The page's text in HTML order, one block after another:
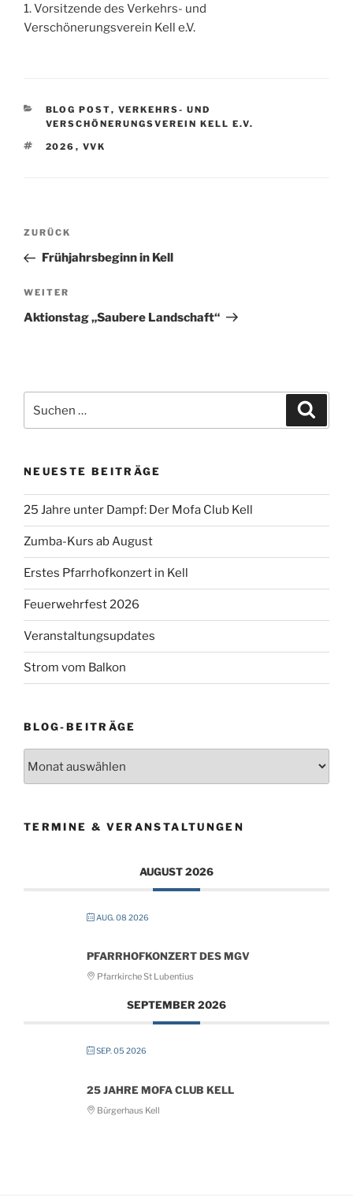
1. Vorsitzende des Verkehrs- und
Verschönerungsverein Kell e.V.
KATEGORIEN
BLOG POST, VERKEHRS- UND
VERSCHÖNERUNGSVEREIN KELL E.V.
SCHLAGWÖRTER
2026 , VVK
Beitragsnavigation
Vorheriger
Beitrag
ZURÜCK
Frühjahrsbeginn in Kell
Nächster
Beitrag
WEITER
Aktionstag „Saubere Landschaft“
nach:
NEUESTE BEITRÄGE
25 Jahre unter Dampf: Der Mofa Club Kell
Zumba-Kurs ab August
Erstes Pfarrhofkonzert in Kell
Feuerwehrfest 2026
Veranstaltungsupdates
Strom vom Balkon
BLOG-BEITRÄGE
TERMINE & VERANSTALTUNGEN
AUGUST 2026
AUG. 08 2026
PFARRHOFKONZERT DES MGV
Pfarrkirche St Lubentius
SEPTEMBER 2026
SEP. 05 2026
25 JAHRE MOFA CLUB KELL
Bürgerhaus Kell